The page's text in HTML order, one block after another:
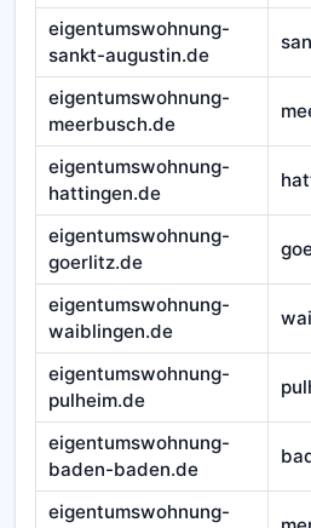
eigentumswohnung-
sankt-augustin.de
eigentumswohnung-
meerbusch.de
eigentumswohnung-
hattingen.de
eigentumswohnung-
goerlitz.de
eigentumswohnung-
waiblingen.de
eigentumswohnung-
pulheim.de
eigentumswohnung-
baden-baden.de
eigentumswohnung-